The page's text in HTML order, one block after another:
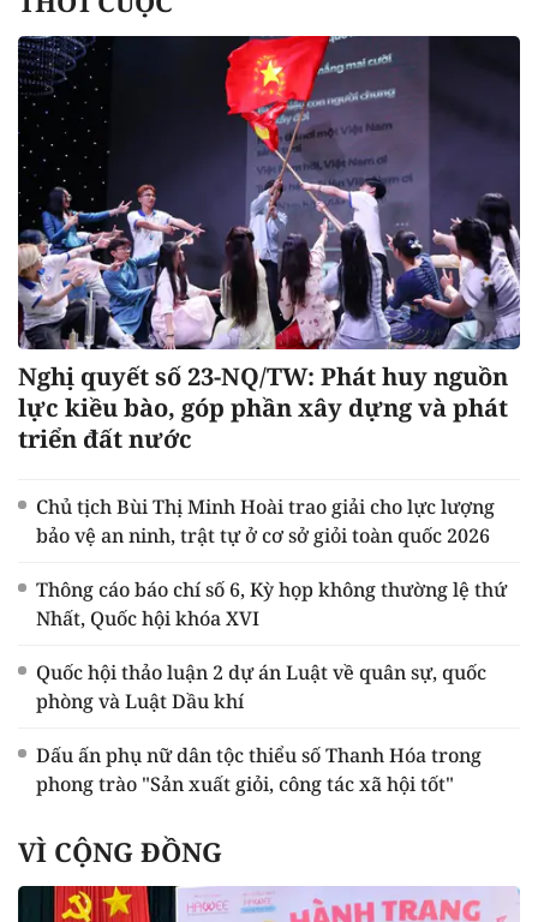
Nghị quyết số 23-NQ/TW: Phát huy nguồn
lực kiều bào, góp phần xây dựng và phát
triển đất nước
Chủ tịch Bùi Thị Minh Hoài trao giải cho lực lượng
bảo vệ an ninh, trật tự ở cơ sở giỏi toàn quốc 2026
Thông cáo báo chí số 6, Kỳ họp không thường lệ thứ
Nhất, Quốc hội khóa XVI
Quốc hội thảo luận 2 dự án Luật về quân sự, quốc
phòng và Luật Dầu khí
Dấu ấn phụ nữ dân tộc thiểu số Thanh Hóa trong
phong trào "Sản xuất giỏi, công tác xã hội tốt"
VÌ CỘNG ĐỒNG